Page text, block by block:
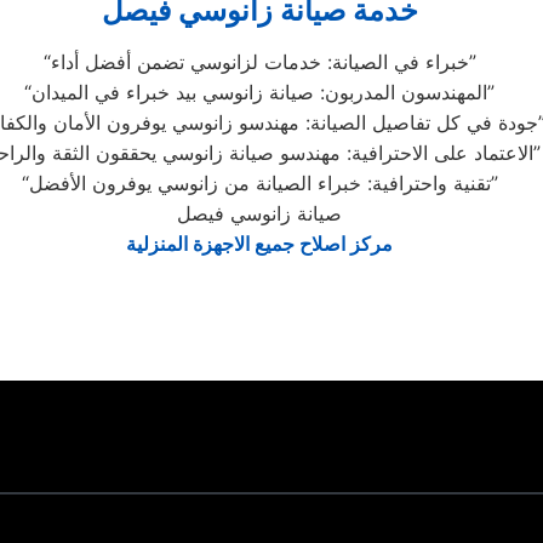
خدمة صيانة زانوسي فيصل
“خبراء في الصيانة: خدمات لزانوسي تضمن أفضل أداء”
“المهندسون المدربون: صيانة زانوسي بيد خبراء في الميدان”
يوفرون الأمان والكفاءة”
“الاعتماد على الاحترافية: مهندسو صيانة زانوسي يحققون الثقة والراحة”
“تقنية واحترافية: خبراء الصيانة من زانوسي يوفرون الأفضل”
صيانة زانوسي فيصل
مركز اصلاح جميع الاجهزة المنزلية